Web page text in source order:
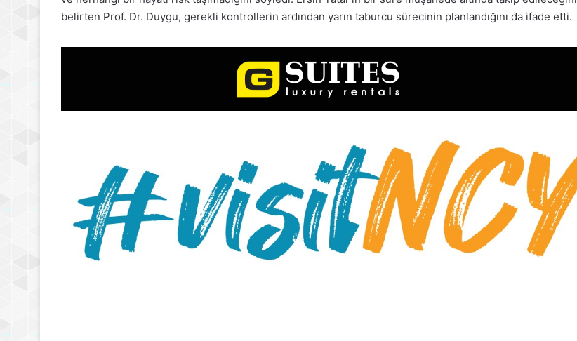
belirten Prof. Dr. Duygu, gerekli kontrollerin ardından yarın taburcu sürecinin planlandığını da ifade etti.